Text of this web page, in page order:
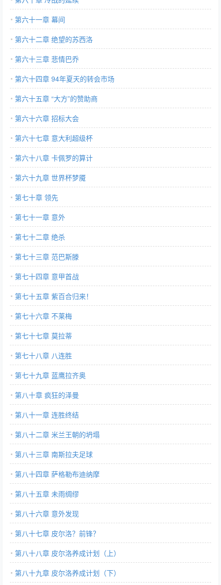
第六十一章 幕间
第六十二章 绝望的苏西洛
第六十三章 悲情巴乔
第六十四章 94年夏天的转会市场
第六十五章 “大方”的赞助商
第六十六章 招标大会
第六十七章 意大利超级杯
第六十八章 卡佩罗的算计
第六十九章 世界杯梦魇
第七十章 领先
第七十一章 意外
第七十二章 绝杀
第七十三章 范巴斯滕
第七十四章 意甲首战
第七十五章 紫百合归来！
第七十六章 不莱梅
第七十七章 莫拉蒂
第七十八章 八连胜
第七十九章 蓝鹰拉齐奥
第八十章 疯狂的泽曼
第八十一章 连胜终结
第八十二章 米兰王朝的坍塌
第八十三章 南斯拉夫足球
第八十四章 萨格勒布迪纳摩
第八十五章 未雨绸缪
第八十六章 意外发现
第八十七章 皮尔洛？前锋？
第八十八章 皮尔洛养成计划（上）
第八十九章 皮尔洛养成计划（下）